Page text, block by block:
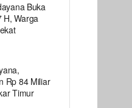
Buka
H, Warga
Rp 84 Miliar
Timur